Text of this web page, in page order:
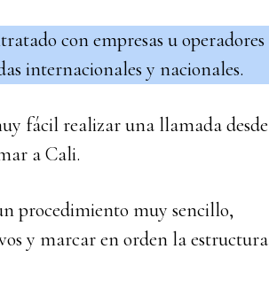
con empresas u operadores
internacionales y nacionales.
fácil realizar una llamada desde
a Cali.
procedimiento muy sencillo,
y marcar en orden la estructura